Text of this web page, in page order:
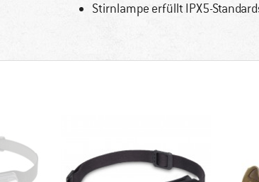
Stirnlampe erfüllt IPX5-